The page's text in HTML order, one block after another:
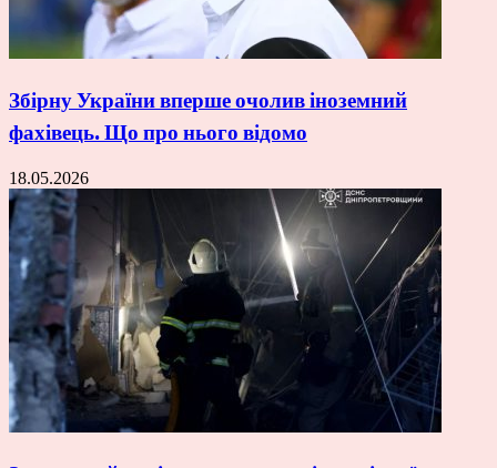
Збірну України вперше очолив іноземний
фахівець. Що про нього відомо
18.05.2026